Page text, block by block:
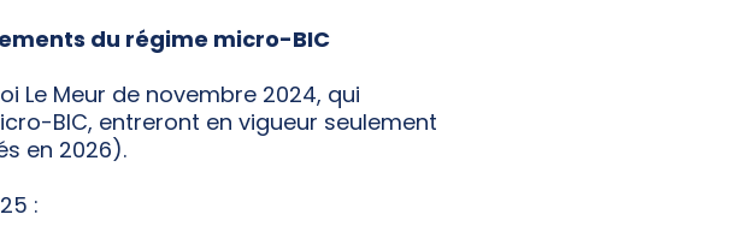
du régime micro-BIC
Le Meur de novembre 2024, qui
BIC, entreront en vigueur seulement
en 2026).
: